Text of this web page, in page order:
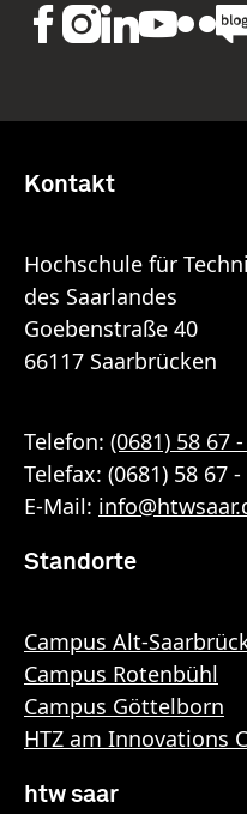
Kontakt
Hochschule für
des Saarlandes
Goebenstraße 40
66117 Saarbrücken
Telefon: (0681) 58 67
Telefax: (0681) 58 67 -
E-Mail: info@htwsaar
Standorte
Campus Alt-
Campus Rotenbühl
Campus Göttelborn
HTZ am Innovations
htw saar